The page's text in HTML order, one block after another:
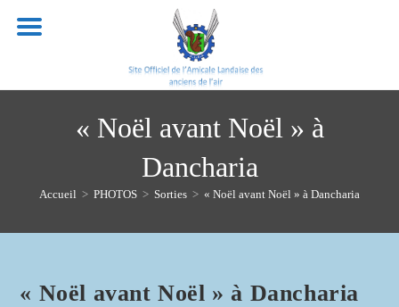
« Noël avant Noël » à
Dancharia
Accueil > PHOTOS > Sorties > « Noël avant Noël » à Dancharia
« Noël avant Noël » à Dancharia